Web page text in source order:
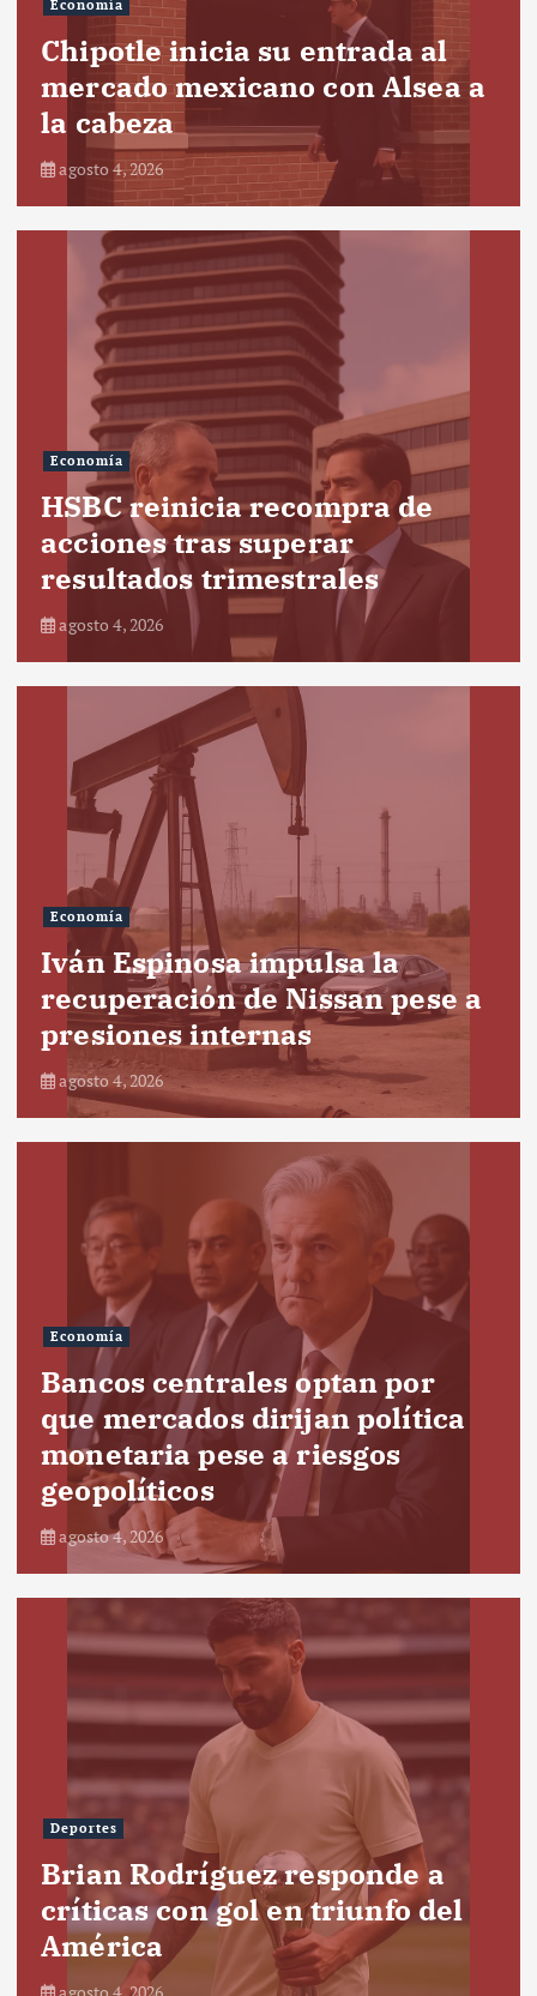
Economía
Chipotle inicia su entrada al
mercado mexicano con Alsea a
la cabeza
agosto 4, 2026
Economía
HSBC reinicia recompra de
acciones tras superar
resultados trimestrales
agosto 4, 2026
Economía
Iván Espinosa impulsa la
recuperación de Nissan pese a
presiones internas
agosto 4, 2026
Economía
Bancos centrales optan por
que mercados dirijan política
monetaria pese a riesgos
geopolíticos
agosto 4, 2026
Deportes
Brian Rodríguez responde a
críticas con gol en triunfo del
América